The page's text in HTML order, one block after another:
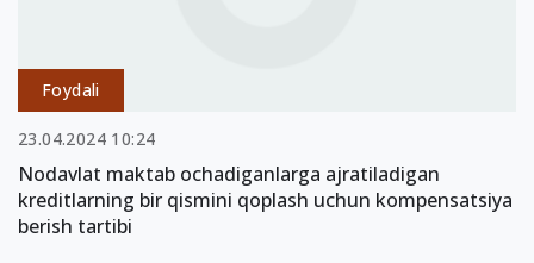
Foydali
23.04.2024 10:24
Nodavlat maktab ochadiganlarga ajratiladigan
kreditlarning bir qismini qoplash uchun kompensatsiya
berish tartibi